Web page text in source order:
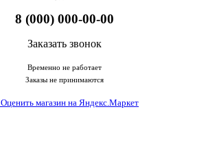
8 (000) 000-00-00
Заказать звонок
Временно не работает
Заказы не принимаются
Оценить магазин на Яндекс.Маркет